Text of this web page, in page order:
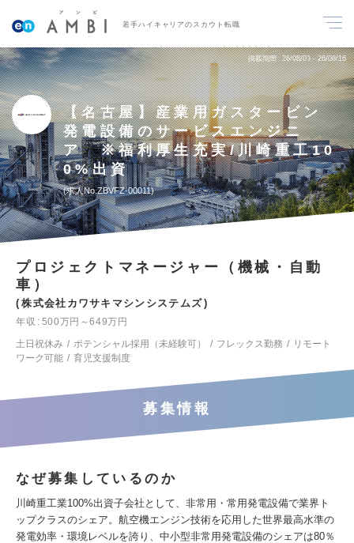
若手ハイキャリアのスカウト転職
掲載期間 26/08/03～26/08/16
【名古屋】産業用ガスタービン
発電設備のサービスエンジニ
ア ※福利厚生充実/川崎重工10
0%出資
求人No.ZBVFZ-00011
プロジェクトマネージャー（機械・自動
車）
株式会社カワサキマシンシステムズ
年収
500万円～649万円
土日祝休み
ポテンシャル採用（未経験可） フレックス勤務
リモート
ワーク可能
育児支援制度
募集情報
なぜ募集しているのか
川崎重工業100%出資子会社として、非常用・常用発電設備で業界ト
ップクラスのシェア。航空機エンジン技術を応用した世界最高水準の
発電効率・環境レベルを誇り、中小型非常用発電設備のシェアは80％